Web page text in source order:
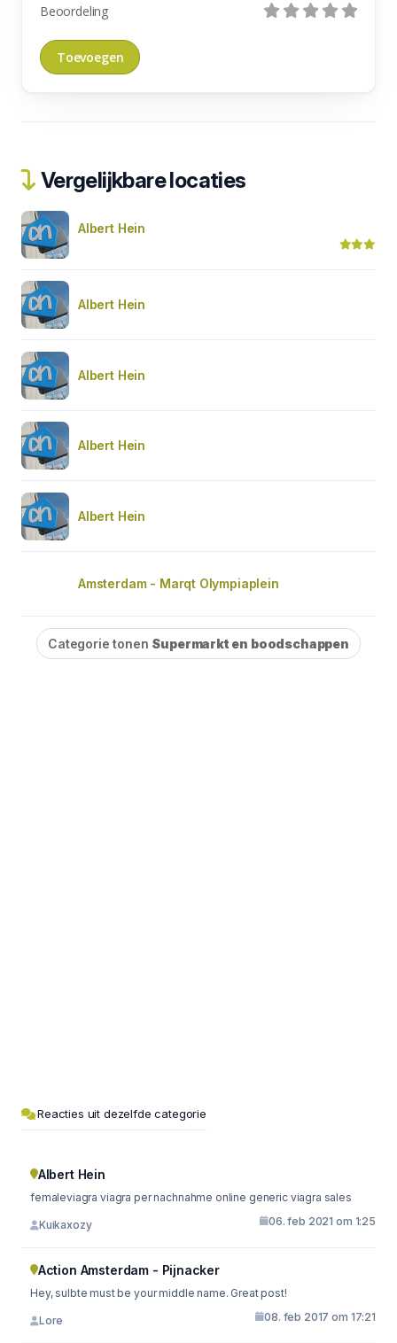
Beoordeling
Vergelijkbare locaties
Albert Hein
Albert Hein
Albert Hein
Albert Hein
Albert Hein
Amsterdam - Marqt Olympiaplein
Categorie tonen Supermarkt en boodschappen
Reacties uit dezelfde categorie
Albert Hein
femaleviagra viagra per nachnahme online generic viagra sales
Kuikaxozy 06. feb 2021 om 1:25
Action Amsterdam - Pijnacker
Hey, sulbte must be your middle name. Great post!
Lore 08. feb 2017 om 17:21